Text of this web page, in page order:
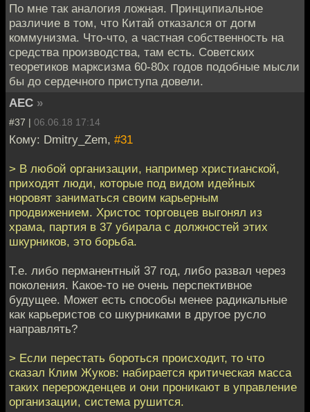
По мне так аналогия ложная. Принципиальное
различие в том, что Китай отказался от догм
коммунизма. Что-что, а частная собственность на
средства производства, там есть. Советских
теоретиков марксизма 60-80х годов подобные мысли
бы до сердечного приступа довели.
АЕС »
#37 | 06.06.18 17:14
Кому: Dmitry_Zem, #31
> В любой организации, например христианской,
приходят люди, которые под видом идейных
норовят заниматься своим карьерным
продвижением. Христос торговцев выгонял из
храма, партия в 37 убирала с должностей этих
шкурников, это борьба.
Т.е. либо перманентный 37 год, либо развал через
поколения. Какое-то не очень перспективное
будущее. Может есть способы менее радикальные
как карьеристов со шкурниками в другое русло
направлять?
> Если перестать бороться происходит, то что
сказал Клим Жуков: набирается критическая масса
таких перерожденцев и они проникают в управление
организации, система рушится.